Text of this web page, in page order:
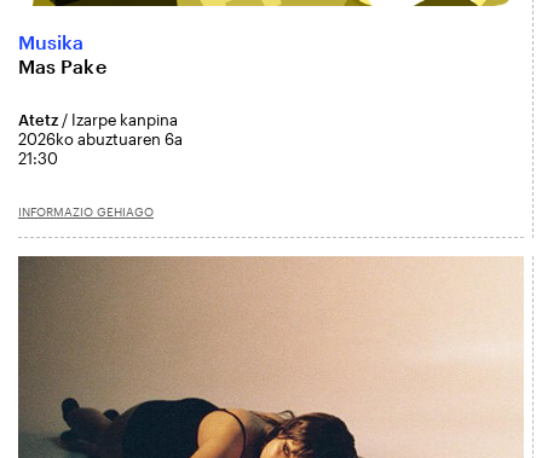
Musika
Mas Pake
Atetz / Izarpe kanpina
2026ko abuztuaren 6a
21:30
INFORMAZIO GEHIAGO